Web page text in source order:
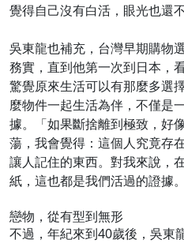
覺得自己沒有白活，眼光也還不
吳東龍也補充，台灣早期購物
務實，直到他第一次到日本，
驚覺原來生活可以有那麼多選
麼物件一起生活為伴，不僅是
據。「如果斷捨離到極致，好
蕩，我會覺得：這個人究竟存
讓人記住的東西。對我來說，
紙，這也都是我們活過的證據。
戀物，從有型到無形
不過，年紀來到40歲後，吳東